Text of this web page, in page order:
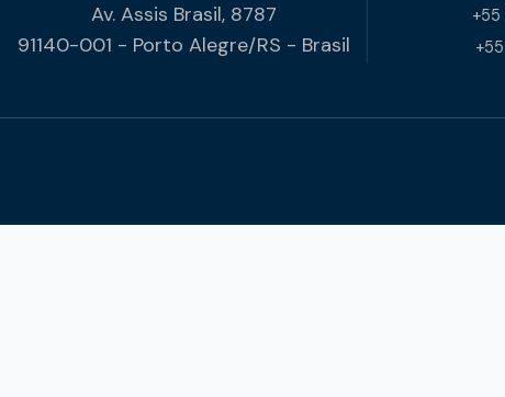
Av. Assis Brasil, 8787
91140-001 - Porto Alegre/RS - Brasil
+55
+55